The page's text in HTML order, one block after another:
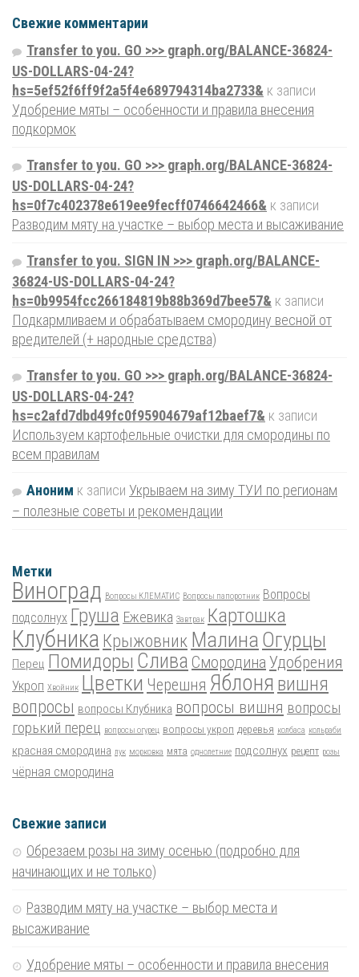
Свежие комментарии
Transfer to you. GO >>> graph.org/BALANCE-36824-
US-DOLLARS-04-24?
hs=5ef52f6ff9f2a5f4e689794314ba2733& к записи
Удобрение мяты – особенности и правила внесения
подкормок
Transfer to you. GO >>> graph.org/BALANCE-36824-
US-DOLLARS-04-24?
hs=0f7c402378e619ee9fecff0746642466& к записи
Разводим мяту на участке – выбор места и высаживание
Transfer to you. SIGN IN >>> graph.org/BALANCE-
36824-US-DOLLARS-04-24?
hs=0b9954fcc266184819b88b369d7bee57& к записи
Подкармливаем и обрабатываем смородину весной от
вредителей (+ народные средства)
Transfer to you. GO >>> graph.org/BALANCE-36824-
US-DOLLARS-04-24?
hs=c2afd7dbd49fc0f95904679af12baef7& к записи
Используем картофельные очистки для смородины по
всем правилам
Аноним к записи Укрываем на зиму ТУИ по регионам
– полезные советы и рекомендации
Метки
Виноград Вопросы КЛЕМАТИС Вопросы папоротник Вопросы
подсолнух Груша Ежевика Завтрак Картошка
Клубника Крыжовник Малина Огурцы
Перец Помидоры Слива Смородина Удобрения
Укроп Хвойник Цветки Черешня Яблоня вишня
вопросы вопросы Клубника вопросы вишня вопросы
горький перец вопросы огурец вопросы укроп деревья колбаса кольраби
красная смородина лук морковка мята однолетние подсолнух рецепт розы
чёрная смородина
Свежие записи
Обрезаем розы на зиму осенью (подробно для
начинающих и не только)
Разводим мяту на участке – выбор места и
высаживание
Удобрение мяты – особенности и правила внесения